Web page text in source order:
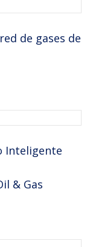
de gases de
Inteligente
& Gas